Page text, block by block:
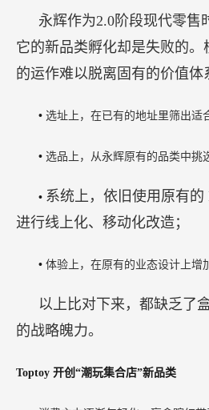
永辉作为2.0阶段现代零售
它的新品类孵化却是失败的。
的运作难以脱离固有的价值体
• 选址上，在已有的地址里筛出适
• 选品上，从永辉原有的品类中挑
• 系统上，依旧使用原有的
进行线上化、移动化改造；
• 体验上，在原有的业态设计上增
以上比对下来，都缺乏了
的战略魄力。
Toptoy 开创“潮玩集合店”新品类